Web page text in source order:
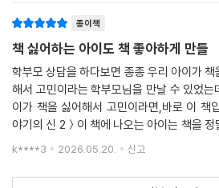
종이책
책 싫어하는 아이도 책 좋아하게 만들
학부모 상담을 하다보면 종종 우리 아이가 책
해서 고민이라는 학부모님을 만날 수 있었는
이가 책을 싫어해서 고민이라면,바로 이 책
야기의 신 2＞이 책에 나오는 아이는 책을 정
학원 대신 선택한 도서관에서 책은 안 읽고
딘가 낯익다고요?맞아요. 1권에서도 재밌는
k****3 2026.05.20. 신고